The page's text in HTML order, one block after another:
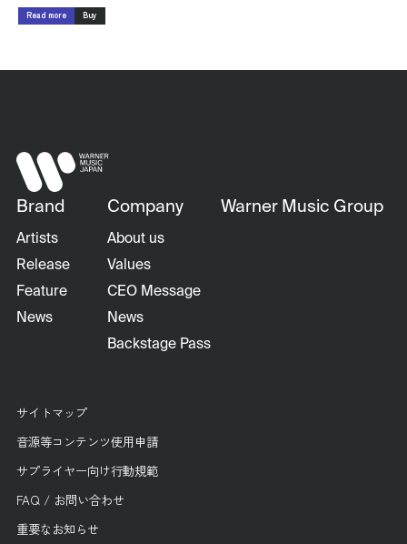
Read more Buy
Brand
Artists
Release
Feature
News
Company
About us
Values
CEO Message
News
Backstage Pass
Warner Music Group
サイトマップ
音源等コンテンツ使用申請
サプライヤー向け行動規範
FAQ / お問い合わせ
重要なお知らせ